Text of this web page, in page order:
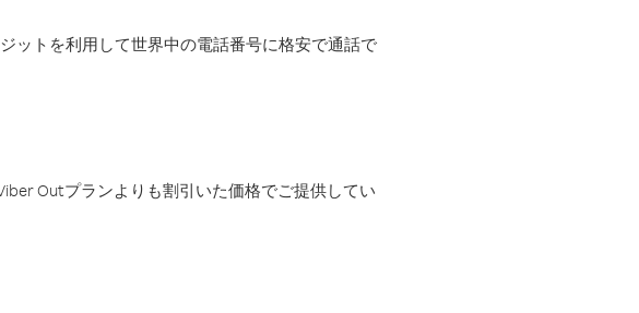
ットを利用して世界中の電話番号に格安で通話で
Outプランよりも割引いた価格でご提供してい